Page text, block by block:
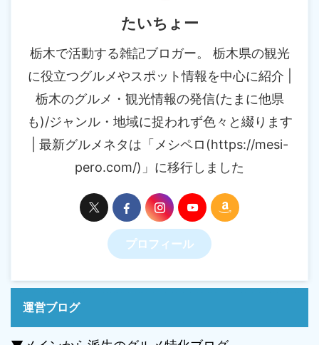
たいちょー
栃木で活動する雑記ブロガー。 栃木県の観光
に役立つグルメやスポット情報を中心に紹介 |
栃木のグルメ・観光情報の発信(たまに他県
も)/ジャンル・地域に捉われず色々と綴ります
| 最新グルメネタは「メシペロ(https://mesi-
pero.com/)」に移行しました
プロフィール
運営ブログ